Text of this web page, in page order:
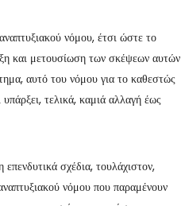
νόμου, έτσι ώστε το
και μετουσίωση των σκέψεων αυτών
αυτό του νόμου για το καθεστώς
τελικά, καμιά αλλαγή έως
σχέδια, τουλάχιστον,
νόμου που παραμένουν